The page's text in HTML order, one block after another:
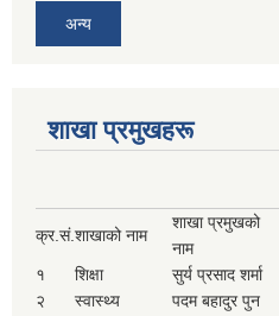
अन्य
शाखा प्रमुखहरू
क्र.सं.शाखाको नाम
शाखा प्रमुखको
नाम
१ शिक्षा सुर्य प्रसाद शर्मा
२
स्वास्थ्य पदम बहादुर पुन